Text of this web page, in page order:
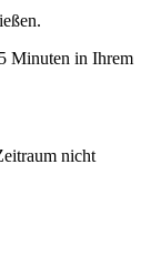
Minuten in Ihrem
nicht